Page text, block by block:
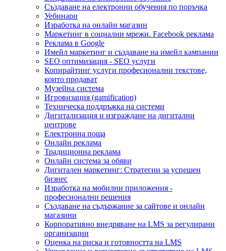
Създаване на електронни обучения по поръчка
Уебинари
Изработка на онлайн магазин
Маркетинг в социални мрежи. Facebook реклама
Реклама в Google
Имейл маркетинг и създаване на имейл кампании
SEO оптимизация - SEO услуги
Копирайтинг услуги професионални текстове,
които продават
Музейна система
Игровизация (gamification)
Техническа поддръжка на системи
Дигитализация и изграждане на дигитални
центрове
Електронна поща
Онлайн реклама
Традиционна реклама
Онлайн система за обяви
Дигитален маркетинг: Стратегии за успешен
бизнес
Изработка на мобилни приложения -
професионални решения
Създаване на съдържание за сайтове и онлайн
магазини
Корпоративно внедряване на LMS за регулирани
организации
Оценка на риска и готовността на LMS